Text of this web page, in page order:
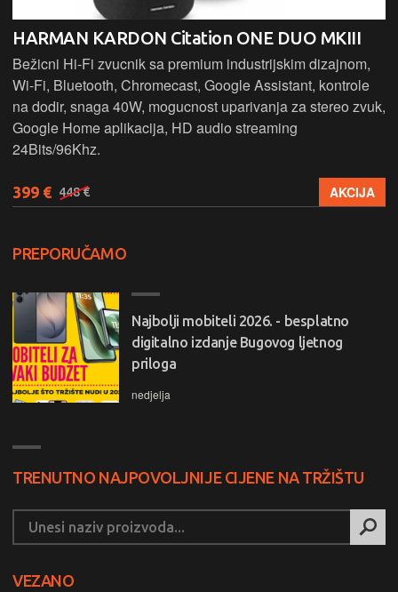
HARMAN KARDON Citation ONE DUO MKIII
Bežicni Hi-Fi zvucnik sa premium industrijskim dizajnom,
Wi-Fi, Bluetooth, Chromecast, Google Assistant, kontrole
na dodir, snaga 40W, mogucnost uparivanja za stereo zvuk,
Google Home aplikacija, HD audio streaming
24Bits/96Khz.
399 € 448 € AKCIJA
PREPORUČAMO
Najbolji mobiteli 2026. - besplatno
digitalno izdanje Bugovog ljetnog
priloga
nedjelja
TRENUTNO NAJPOVOLJNIJE CIJENE NA TRŽIŠTU
VEZANO